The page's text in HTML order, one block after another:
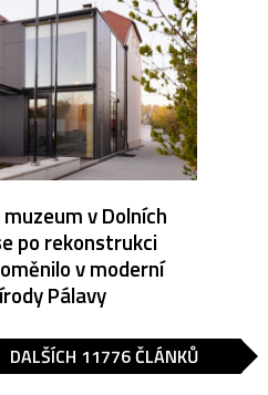
v Dolních
po rekonstrukci
v moderní
Pálavy
DALŠÍCH 11776 ČLÁNKŮ